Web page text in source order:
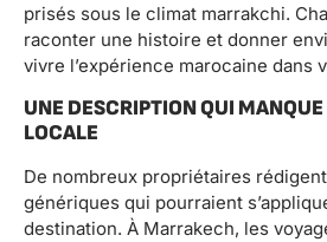
prisés sous le climat marrakchi.
raconter une histoire et donner
vivre l’expérience marocaine dans
UNE DESCRIPTION QUI
LOCALE
De nombreux propriétaires
génériques qui pourraient
destination. À Marrakech, les